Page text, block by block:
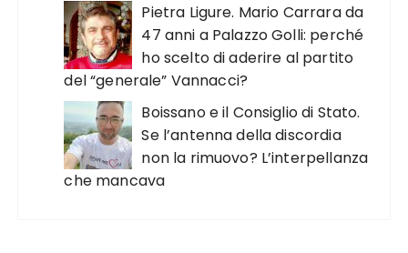
Pietra Ligure. Mario Carrara da
47 anni a Palazzo Golli: perché
ho scelto di aderire al partito
del “generale” Vannacci?
Boissano e il Consiglio di Stato.
Se l’antenna della discordia
non la rimuovo? L’interpellanza
che mancava